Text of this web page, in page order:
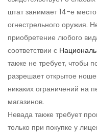
штат занимает 14-е
огнестрельного оружия.
приобретение любого
соответствии с
также не требует, чтобы
разрешает открытое
никаких ограничений на
магазинов.
Невада также требует
только при покупке у